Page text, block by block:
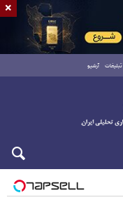
تبلیغات آرشیو
×